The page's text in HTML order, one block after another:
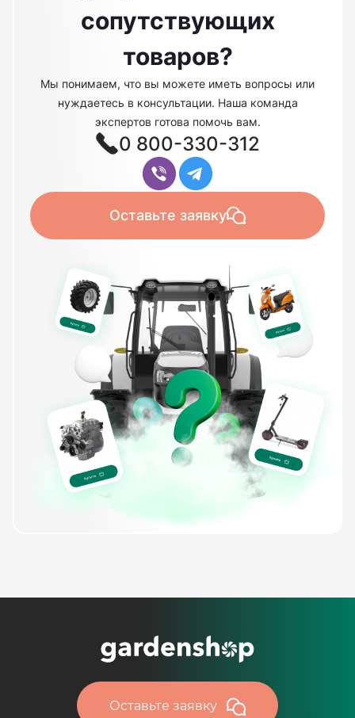
сопутствующих
товаров?
Мы понимаем, что вы можете иметь вопросы или
нуждаетесь в консультации. Наша команда
экспертов готова помочь вам.
0 800-330-312
Оставьте заявку
Оставьте заявку